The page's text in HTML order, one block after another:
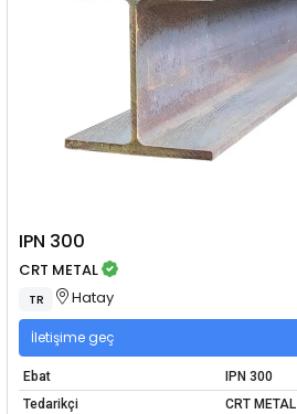
IPN 300
CRT METAL
TR Hatay
İletişime geç
Ebat
IPN 300
Tedarikçi
CRT METAL